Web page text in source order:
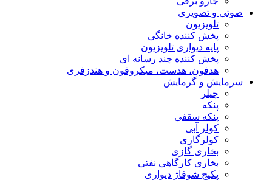
صوتی و تصویری
تلویزیون
پخش کننده خانگی
پایه دیواری تلویزیون
پخش کننده چند رسانه ای
هدفون، هدست، میکروفون و هندزفری
سرمایش و گرمایش
چیلر
پنکه
پنکه سقفی
کولر آبی
کولرگازی
بخاری گازی
بخاری کارگاهی نفتی
پکیج شوفاژ دیواری